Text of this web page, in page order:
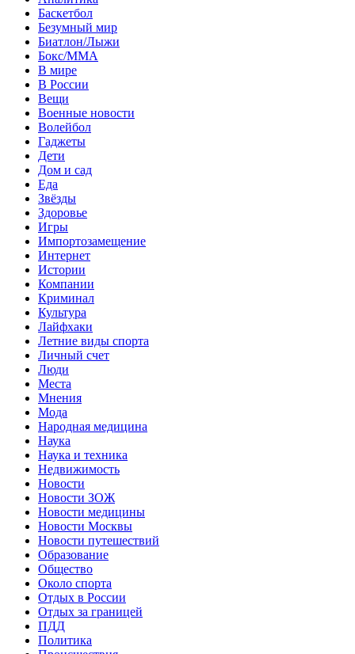
Баскетбол
Безумный мир
Биатлон/Лыжи
Бокс/MMA
В мире
В России
Вещи
Военные новости
Волейбол
Гаджеты
Дети
Дом и сад
Еда
Звёзды
Здоровье
Игры
Импортозамещение
Интернет
Истории
Компании
Криминал
Культура
Лайфхаки
Летние виды спорта
Личный счет
Люди
Места
Мнения
Мода
Народная медицина
Наука
Наука и техника
Недвижимость
Новости
Новости ЗОЖ
Новости медицины
Новости Москвы
Новости путешествий
Образование
Общество
Около спорта
Отдых в России
Отдых за границей
ПДД
Политика